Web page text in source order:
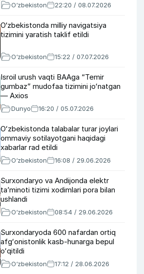
O‘zbekiston 22:20 / 08.07.2026
O‘zbekistonda milliy navigatsiya
tizimini yaratish taklif etildi
O‘zbekiston 15:22 / 07.07.2026
Isroil urush vaqti BAAga “Temir
gumbaz” mudofaa tizimini joʻnatgan
— Axios
Dunyo 16:20 / 05.07.2026
Oʻzbekistonda talabalar turar joylari
ommaviy sotilayotgani haqidagi
xabarlar rad etildi
O‘zbekiston 16:08 / 29.06.2026
Surxondaryo va Andijonda elektr
ta’minoti tizimi xodimlari pora bilan
ushlandi
O‘zbekiston 08:54 / 29.06.2026
Surxondaryoda 600 nafardan ortiq
afgʻonistonlik kasb-hunarga bepul
oʻqitildi
O‘zbekiston 17:12 / 28.06.2026